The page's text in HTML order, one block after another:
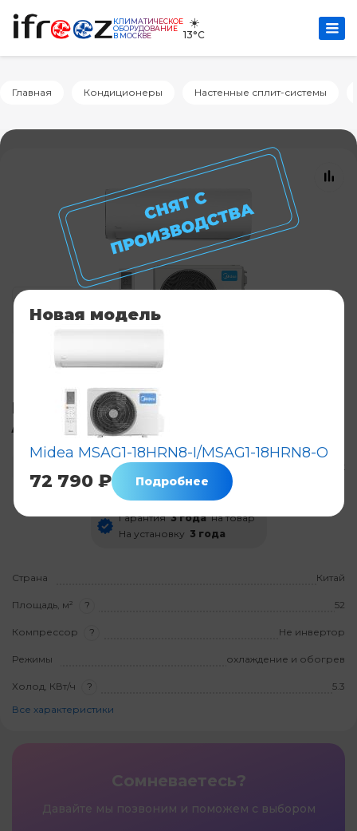
КЛИМАТИЧЕСКОЕ
ОБОРУДОВАНИЕ
В МОСКВЕ
☀️
13°C
Главная Кондиционеры Настенные сплит-системы
Кондиционер Midea MSAG1-18HRN1-I
/ MSAG1-18HRN1-O
Нет в наличии Нет оценок
Гарантия 3 года на товар
На установку 3 года
Страна Китай
Площадь, м² ? 52
Компрессор ? Не инвертор
Режимы охлаждение и обогрев
Холод, КВт/ч ?
5.3
Все характеристики
Сомневаетесь?
Давайте мы позвоним и поможем с выбором
Новая модель
Midea MSAG1-18HRN8-I/MSAG1-18HRN8-O
72 790 ₽ Подробнее